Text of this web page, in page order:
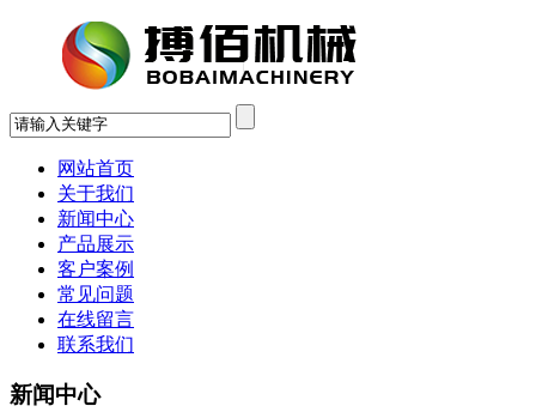
网站首页
关于我们
新闻中心
产品展示
客户案例
常见问题
在线留言
联系我们
新闻中心